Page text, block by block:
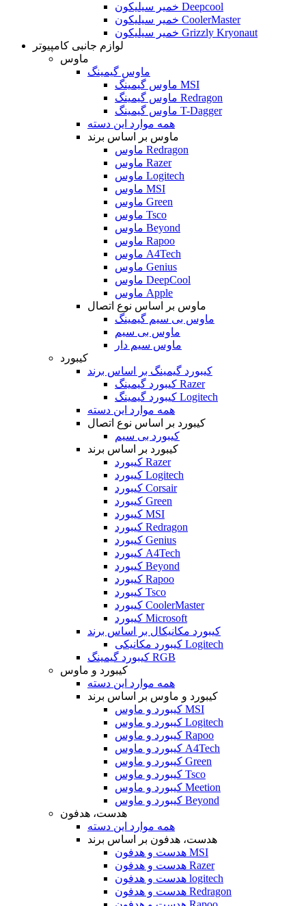
خمیر سیلیکون Deepcool
خمیر سیلیکون CoolerMaster
خمیر سیلیکون Grizzly Kryonaut
لوازم جانبی کامپیوتر
ماوس
ماوس گیمینگ
ماوس گیمینگ MSI
ماوس گیمینگ Redragon
ماوس گیمینگ T-Dagger
همه موارد این دسته
ماوس بر اساس برند
ماوس Redragon
ماوس Razer
ماوس Logitech
ماوس MSI
ماوس Green
ماوس Tsco
ماوس Beyond
ماوس Rapoo
ماوس A4Tech
ماوس Genius
ماوس DeepCool
ماوس Apple
ماوس بر اساس نوع اتصال
ماوس بی سیم گیمینگ
ماوس بی سیم
ماوس سیم دار
کیبورد
کیبورد گیمینگ بر اساس برند
کیبورد گیمینگ Razer
کیبورد گیمینگ Logitech
همه موارد این دسته
کیبورد بر اساس نوع اتصال
کیبورد بی سیم
کیبورد بر اساس برند
کیبورد Razer
کیبورد Logitech
کیبورد Corsair
کیبورد Green
کیبورد MSI
کیبورد Redragon
کیبورد Genius
کیبورد A4Tech
کیبورد Beyond
کیبورد Rapoo
کیبورد Tsco
کیبورد CoolerMaster
کیبورد Microsoft
کیبورد مکانیکال بر اساس برند
کیبورد مکانیکی Logitech
کیبورد گیمینگ RGB
کیبورد و ماوس
همه موارد این دسته
کیبورد و ماوس بر اساس برند
کیبورد و ماوس MSI
کیبورد و ماوس Logitech
کیبورد و ماوس Rapoo
کیبورد و ماوس A4Tech
کیبورد و ماوس Green
کیبورد و ماوس Tsco
کیبورد و ماوس Meetion
کیبورد و ماوس Beyond
هدست، هدفون
همه موارد این دسته
هدست، هدفون بر اساس برند
هدست و هدفون MSI
هدست و هدفون Razer
هدست و هدفون logitech
هدست و هدفون Redragon